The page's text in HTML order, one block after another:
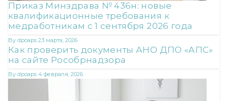
Приказ Минздрава № 436н: новые
квалификационные требования к
медработникам с 1 сентября 2026 года
By dpoaps 23 марта, 2026
Как проверить документы АНО ДПО «АПС»
на сайте Рособрнадзора
By dpoaps 4 февраля, 2026